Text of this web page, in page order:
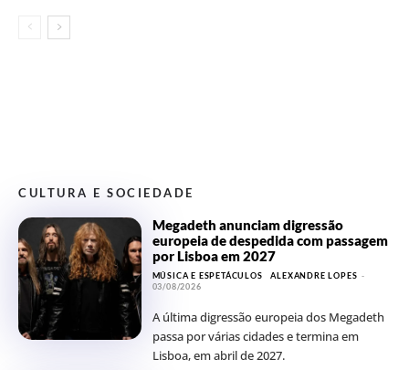
CULTURA E SOCIEDADE
Megadeth anunciam digressão
europeia de despedida com passagem
por Lisboa em 2027
MÚSICA E ESPETÁCULOS ALEXANDRE LOPES -
03/08/2026
A última digressão europeia dos Megadeth
passa por várias cidades e termina em
Lisboa, em abril de 2027.